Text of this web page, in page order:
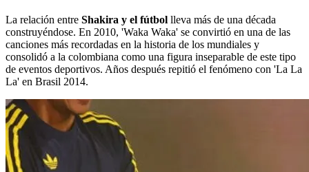
La relación entre Shakira y el fútbol lleva más de una década
construyéndose. En 2010, 'Waka Waka' se convirtió en una de las
canciones más recordadas en la historia de los mundiales y
consolidó a la colombiana como una figura inseparable de este tipo
de eventos deportivos. Años después repitió el fenómeno con 'La La
La' en Brasil 2014.